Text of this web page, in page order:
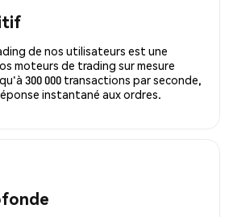
de nos utilisateurs est une
moteurs de trading sur mesure
300 000 transactions par seconde,
instantané aux ordres.